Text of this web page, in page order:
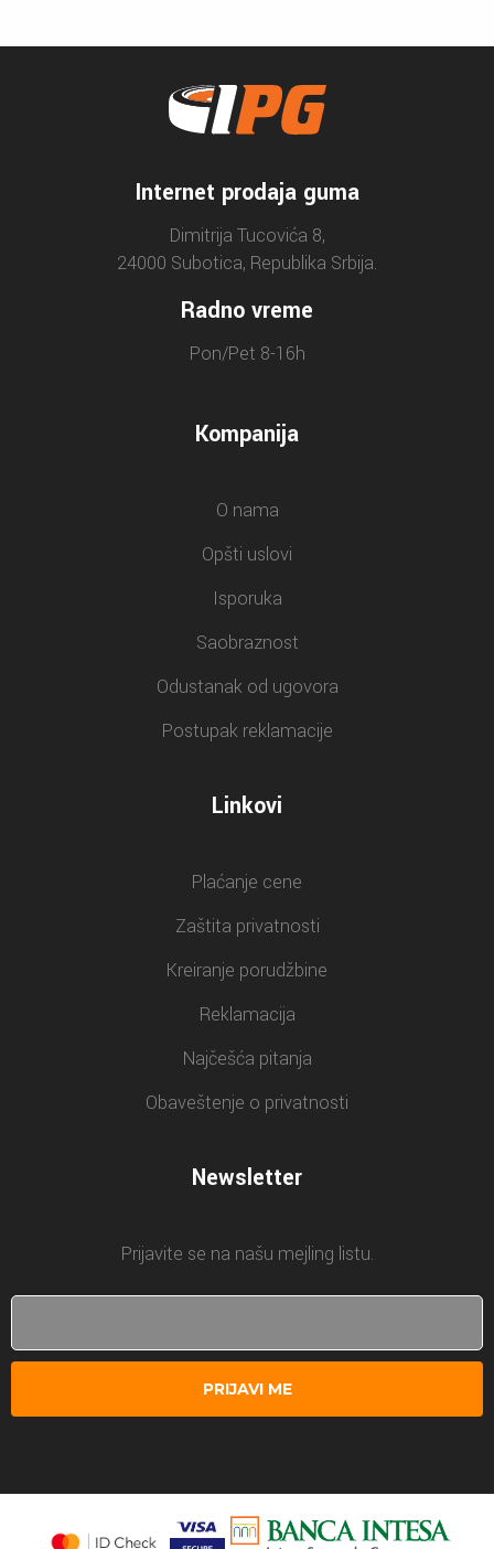
Internet prodaja guma
Dimitrija Tucovića 8,
24000 Subotica, Republika Srbija.
Radno vreme
Pon/Pet 8-16h
Kompanija
O nama
Opšti uslovi
Isporuka
Saobraznost
Odustanak od ugovora
Postupak reklamacije
Linkovi
Plaćanje cene
Zaštita privatnosti
Kreiranje porudžbine
Reklamacija
Najčešća pitanja
Obaveštenje o privatnosti
Newsletter
Prijavite se na našu mejling listu.
PRIJAVI ME